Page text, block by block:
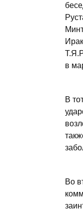
в
В
Во